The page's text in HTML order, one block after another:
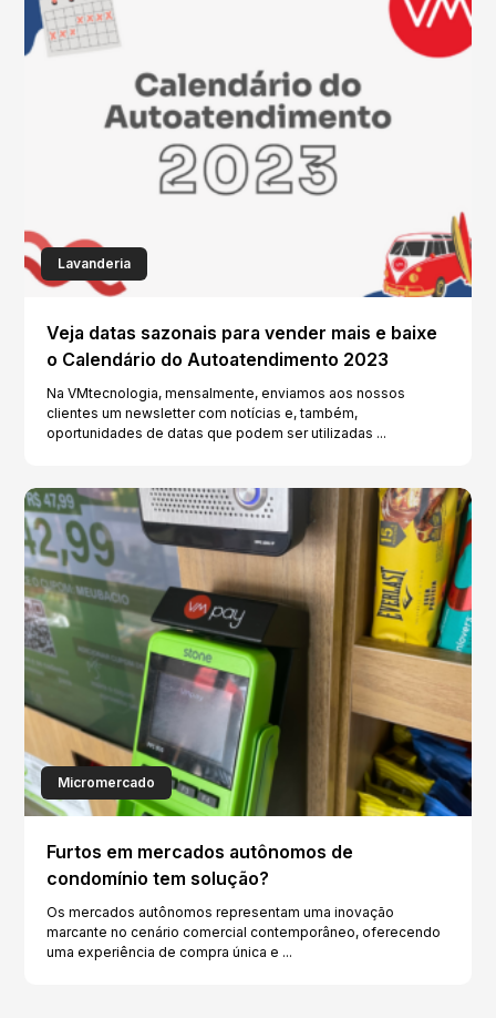
Lavanderia
Veja datas sazonais para vender mais e baixe
o Calendário do Autoatendimento 2023
Na VMtecnologia, mensalmente, enviamos aos nossos
clientes um newsletter com notícias e, também,
oportunidades de datas que podem ser utilizadas ...
Micromercado
Furtos em mercados autônomos de
condomínio tem solução?
Os mercados autônomos representam uma inovação
marcante no cenário comercial contemporâneo, oferecendo
uma experiência de compra única e ...